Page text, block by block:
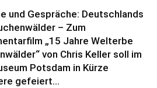
und Gespräche: Deutschlands
– Zum
„15 Jahre Welterbe
von Chris Keller soll im
Potsdam in Kürze
gefeiert...